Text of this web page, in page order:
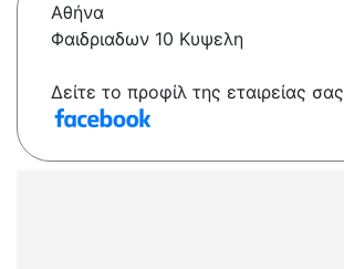
Αθήνα
Φαιδριαδων 10 Κυψελη
Δείτε το προφίλ της εταιρείας σας